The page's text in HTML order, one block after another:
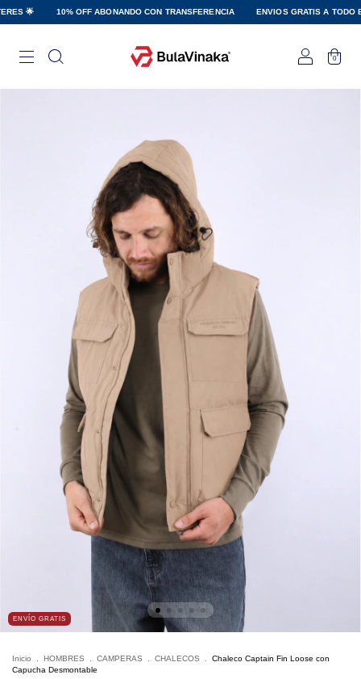
🌟 10% OFF ABONANDO CON TRANSFERENCIA ENVIOS GRATIS A TODO EL
0
ENVÍO GRATIS
Inicio HOMBRES CAMPERAS CHALECOS
Chaleco Captain Fin Loose con
Capucha Desmontable